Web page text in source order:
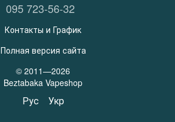
095 723-56-32
Контакты и График
Полная версия сайта
© 2011—2026
Beztabaka Vapeshop
Рус Укр